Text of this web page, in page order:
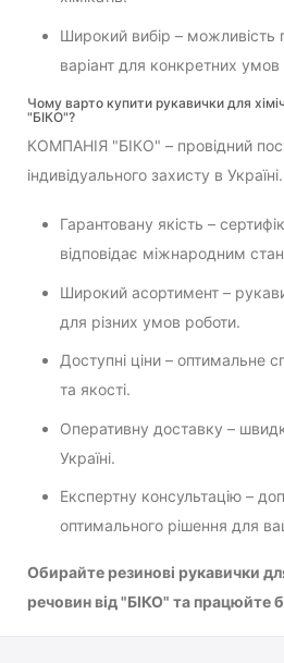
Широкий вибір – можливість
варіант для конкретних умов
Чому варто купити рукавички для
"БІКО"?
КОМПАНІЯ "БІКО" – провідний
індивідуального захисту в
Гарантовану якість –
відповідає міжнародним
Широкий асортимент –
для різних умов роботи.
Доступні ціни – оптимальне
та якості.
Оперативну доставку –
Україні.
Експертну консультацію –
оптимального рішення для
Обирайте резинові рукавички
речовин від "БІКО" та працюйте